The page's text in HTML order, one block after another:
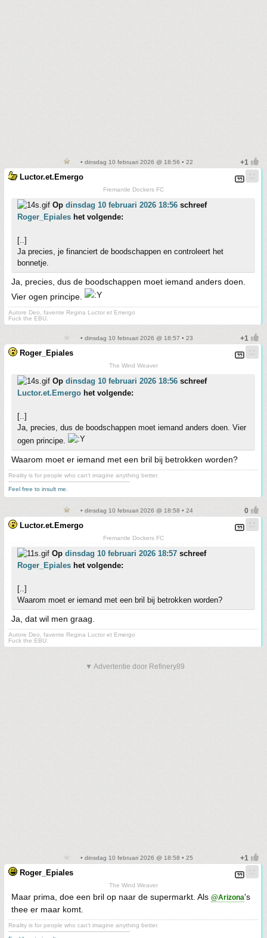
• dinsdag 10 februari 2026 @ 18:56 • 22
Luctor.et.Emergo
Fremantle Dockers FC
Op dinsdag 10 februari 2026 18:56 schreef
Roger_Epiales het volgende:
[..]
Ja precies, je financiert de boodschappen en controleert het
bonnetje.
Ja, precies, dus de boodschappen moet iemand anders doen.
Vier ogen principe.
Autore Deo, favente Regina Luctor et Emergo
Fuck the EBU.
• dinsdag 10 februari 2026 @ 18:57 • 23
Roger_Epiales
The Wind Weaver
Op dinsdag 10 februari 2026 18:56 schreef
Luctor.et.Emergo het volgende:
[..]
Ja, precies, dus de boodschappen moet iemand anders doen. Vier
ogen principe.
Waarom moet er iemand met een bril bij betrokken worden?
Reality is for people who can't imagine anything better.
--------------------------------------------------------------------
Feel free to insult me.
• dinsdag 10 februari 2026 @ 18:58 • 24
Luctor.et.Emergo
Fremantle Dockers FC
Op dinsdag 10 februari 2026 18:57 schreef
Roger_Epiales het volgende:
[..]
Waarom moet er iemand met een bril bij betrokken worden?
Ja, dat wil men graag.
Autore Deo, favente Regina Luctor et Emergo
Fuck the EBU.
▼ Advertentie door Refinery89
• dinsdag 10 februari 2026 @ 18:58 • 25
Roger_Epiales
The Wind Weaver
Maar prima, doe een bril op naar de supermarkt. Als @Arizona's
thee er maar komt.
Reality is for people who can't imagine anything better.
--------------------------------------------------------------------